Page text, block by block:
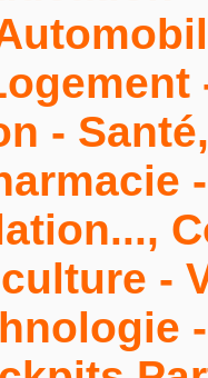
-
-